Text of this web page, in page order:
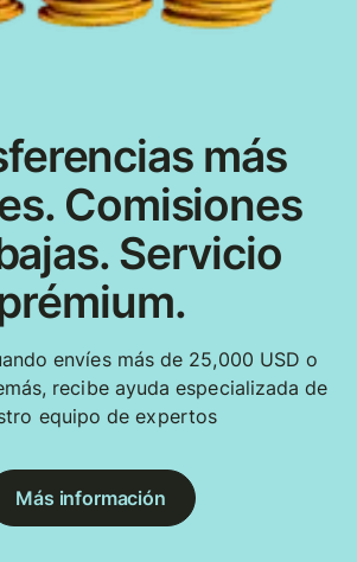
más
Comisiones
Servicio
envíes más de 25,000 USD o
recibe ayuda especializada de
equipo de expertos
Más información